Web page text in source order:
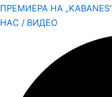
ПРЕМИЕРА НА
НАС / ВИДЕО